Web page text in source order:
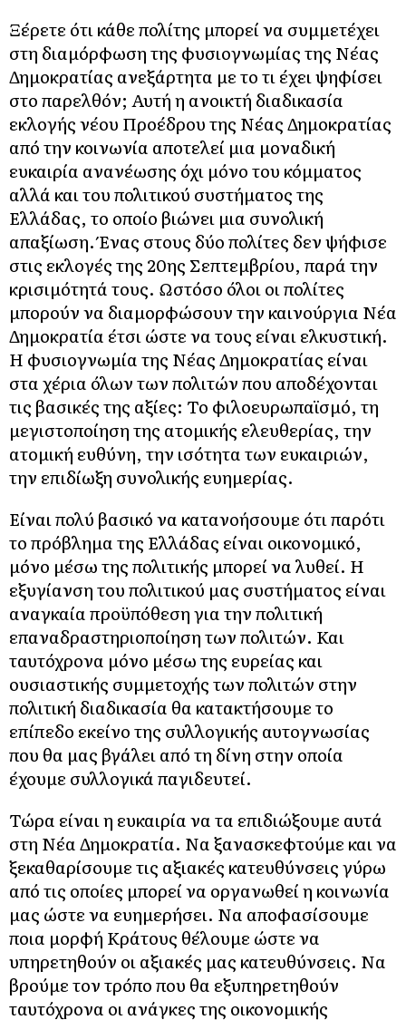
Ξέρετε ότι κάθε πολίτης μπορεί να συμμετέχει
στη διαμόρφωση της φυσιογνωμίας της Νέας
Δημοκρατίας ανεξάρτητα με το τι έχει ψηφίσει
στο παρελθόν; Αυτή η ανοικτή διαδικασία
εκλογής νέου Προέδρου της Νέας Δημοκρατίας
από την κοινωνία αποτελεί μια μοναδική
ευκαιρία ανανέωσης όχι μόνο του κόμματος
αλλά και του πολιτικού συστήματος της
Ελλάδας, το οποίο βιώνει μια συνολική
απαξίωση. Ένας στους δύο πολίτες δεν ψήφισε
στις εκλογές της 20ης Σεπτεμβρίου, παρά την
κρισιμότητά τους. Ωστόσο όλοι οι πολίτες
μπορούν να διαμορφώσουν την καινούργια Νέα
Δημοκρατία έτσι ώστε να τους είναι ελκυστική.
Η φυσιογνωμία της Νέας Δημοκρατίας είναι
στα χέρια όλων των πολιτών που αποδέχονται
τις βασικές της αξίες: Το φιλοευρωπαϊσμό, τη
μεγιστοποίηση της ατομικής ελευθερίας, την
ατομική ευθύνη, την ισότητα των ευκαιριών,
την επιδίωξη συνολικής ευημερίας.
Είναι πολύ βασικό να κατανοήσουμε ότι παρότι
το πρόβλημα της Ελλάδας είναι οικονομικό,
μόνο μέσω της πολιτικής μπορεί να λυθεί. Η
εξυγίανση του πολιτικού μας συστήματος είναι
αναγκαία προϋπόθεση για την πολιτική
επαναδραστηριοποίηση των πολιτών. Και
ταυτόχρονα μόνο μέσω της ευρείας και
ουσιαστικής συμμετοχής των πολιτών στην
πολιτική διαδικασία θα κατακτήσουμε το
επίπεδο εκείνο της συλλογικής αυτογνωσίας
που θα μας βγάλει από τη δίνη στην οποία
έχουμε συλλογικά παγιδευτεί.
Τώρα είναι η ευκαιρία να τα επιδιώξουμε αυτά
στη Νέα Δημοκρατία. Να ξανασκεφτούμε και να
ξεκαθαρίσουμε τις αξιακές κατευθύνσεις γύρω
από τις οποίες μπορεί να οργανωθεί η κοινωνία
µας ώστε να ευημερήσει. Να αποφασίσουμε
ποια μορφή Κράτους θέλουμε ώστε να
υπηρετηθούν οι αξιακές μας κατευθύνσεις. Να
βρούμε τον τρόπο που θα εξυπηρετηθούν
ταυτόχρονα οι ανάγκες της οικονομικής